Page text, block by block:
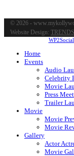
© 2026 -
Website Design:
Home
Events
Audio
Celebrity
Movie
Press Meet
Trailer
Movie
Movie
Movie
Gallery
Actor
Movie